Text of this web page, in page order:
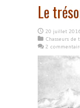
Le
20 juillet
Chasseurs
2